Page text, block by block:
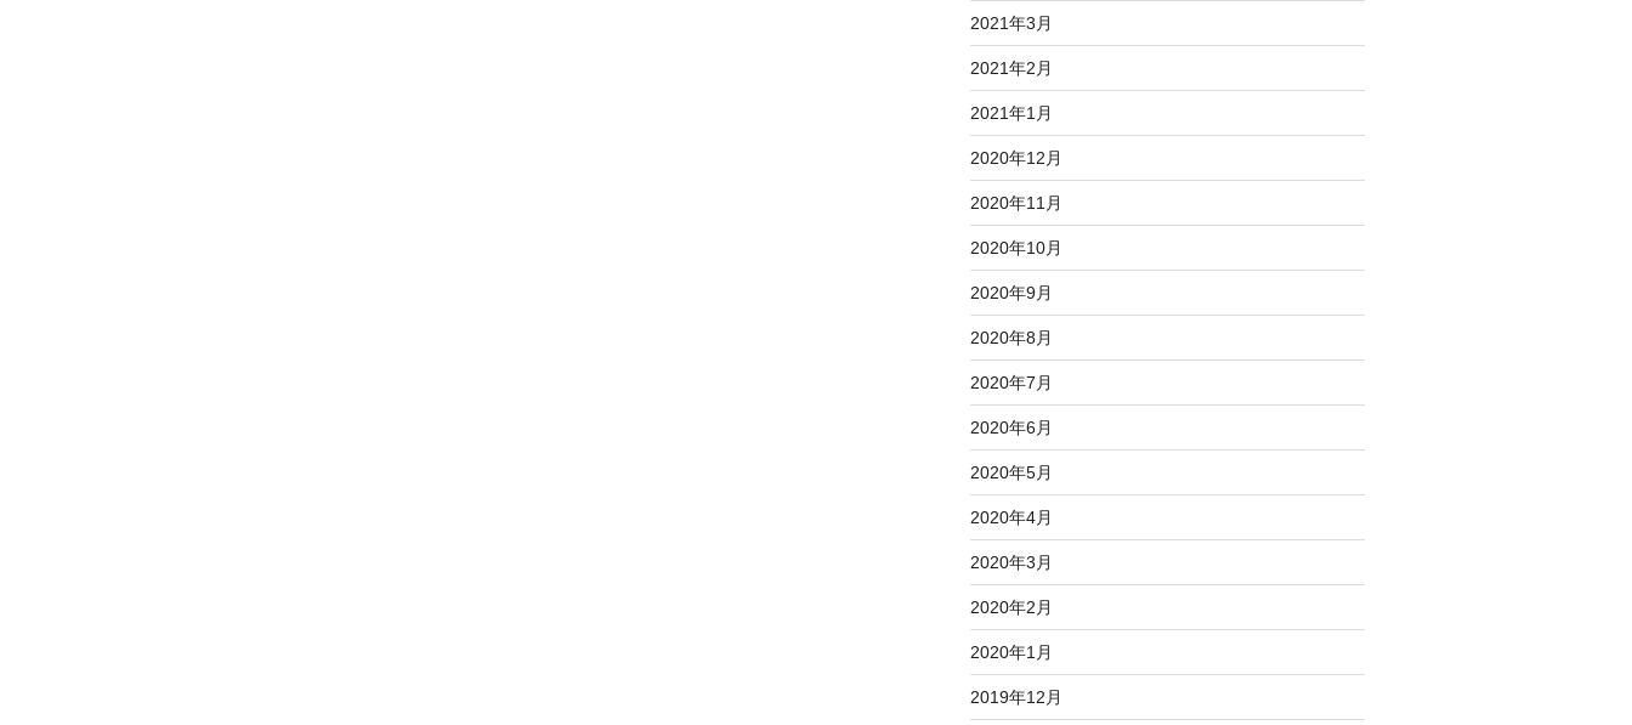
2021年3月
2021年2月
2021年1月
2020年12月
2020年11月
2020年10月
2020年9月
2020年8月
2020年7月
2020年6月
2020年5月
2020年4月
2020年3月
2020年2月
2020年1月
2019年12月